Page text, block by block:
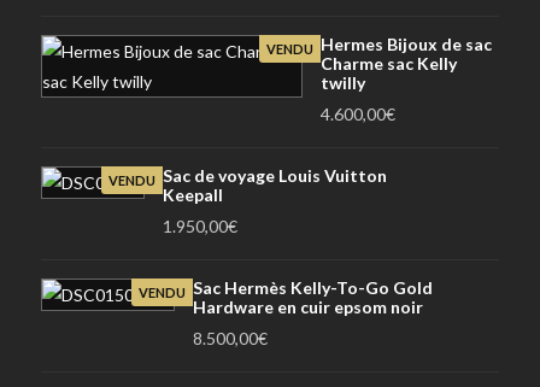
VENDU
Hermes Bijoux de sac
Charme sac Kelly
twilly
4.600,00€
VENDU Sac de voyage Louis Vuitton
Keepall
1.950,00€
VENDU Sac Hermès Kelly-To-Go Gold
Hardware en cuir epsom noir
8.500,00€